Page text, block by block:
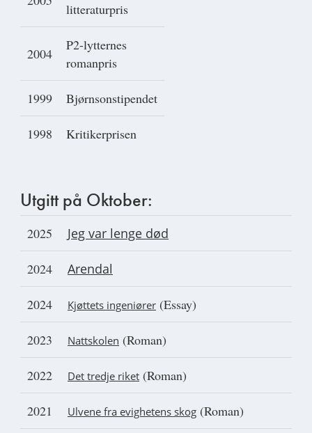
litteraturpris
2004
P2-lytternes
romanpris
1999 Bjørnsonstipendet
1998 Kritikerprisen
Utgitt på Oktober:
2025 Jeg var lenge død
2024 Arendal
2024 Kjøttets ingeniører (Essay)
2023 Nattskolen (Roman)
2022 Det tredje riket (Roman)
2021 Ulvene fra evighetens skog (Roman)